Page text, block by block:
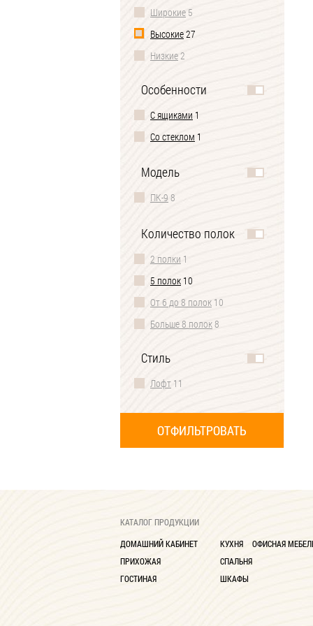
Широкие 5
Высокие27
Низкие2
Особенности
С ящиками 1
Со стеклом 1
Модель
ПК-9 8
Количество полок
2 полки 1
5 полок 10
От 6 до 8 полок 10
Больше 8 полок8
Стиль
Лофт 11
КАТАЛОГ ПРОДУКЦИИ
ДОМАШНИЙ КАБИНЕТ
ПРИХОЖАЯ
ГОСТИНАЯ
КУХНЯ
СПАЛЬНЯ
ШКАФЫ
ОФИСНАЯ